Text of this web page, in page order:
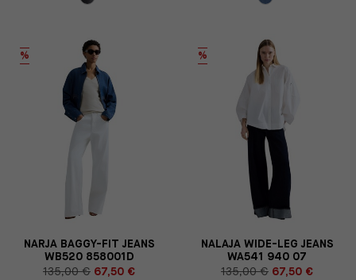
%
NARJA BAGGY-FIT JEANS
WB520 858001D
135,00 € 67,50 €
%
NALAJA WIDE-LEG JEANS
WA541 940 07
135,00 € 67,50 €